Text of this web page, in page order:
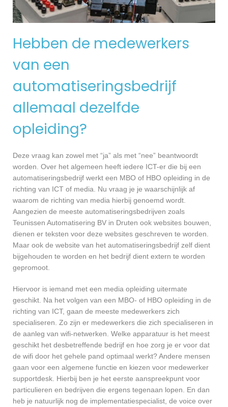
Hebben de medewerkers
van een
automatiseringsbedrijf
allemaal dezelfde
opleiding?
Deze vraag kan zowel met “ja” als met “nee” beantwoordt
worden. Over het algemeen heeft iedere ICT-er die bij een
automatiseringsbedrijf werkt een MBO of HBO opleiding in de
richting van ICT of media. Nu vraag je je waarschijnlijk af
waarom de richting van media hierbij genoemd wordt.
Aangezien de meeste automatiseringsbedrijven zoals
Teunissen Automatisering BV in Druten ook websites bouwen,
dienen er teksten voor deze websites geschreven te worden.
Maar ook de website van het automatiseringsbedrijf zelf dient
bijgehouden te worden en het bedrijf dient extern te worden
gepromoot.
Hiervoor is iemand met een media opleiding uitermate
geschikt. Na het volgen van een MBO- of HBO opleiding in de
richting van ICT, gaan de meeste medewerkers zich
specialiseren. Zo zijn er medewerkers die zich specialiseren in
de aanleg van wifi-netwerken. Welke apparatuur is het meest
geschikt het desbetreffende bedrijf en hoe zorg je er voor dat
de wifi door het gehele pand optimaal werkt? Andere mensen
gaan voor een algemene functie en kiezen voor medewerker
supportdesk. Hierbij ben je het eerste aanspreekpunt voor
particulieren en bedrijven die ergens tegenaan lopen. En dan
heb je natuurlijk nog de implementatiespecialist, de voice over